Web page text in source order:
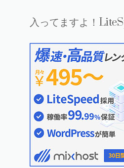
入ってますよ！